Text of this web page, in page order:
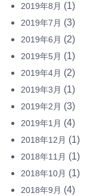
2019年8月 (1)
2019年7月 (3)
2019年6月 (2)
2019年5月 (1)
2019年4月 (2)
2019年3月 (1)
2019年2月 (3)
2019年1月 (4)
2018年12月 (1)
2018年11月 (1)
2018年10月 (1)
2018年9月 (4)